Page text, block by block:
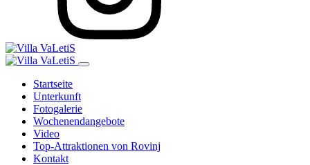
Startseite
Unterkunft
Fotogalerie
Wochenendangebote
Video
Top-Attraktionen von Rovinj
Kontakt